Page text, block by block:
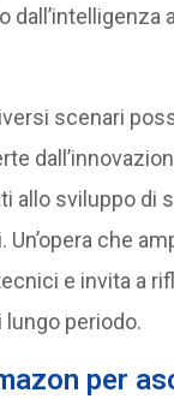
dall’intelligenza
scenari
allo sviluppo di
che
e invita a
periodo.
per